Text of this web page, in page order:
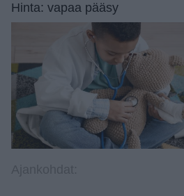
Hinta: vapaa pääsy